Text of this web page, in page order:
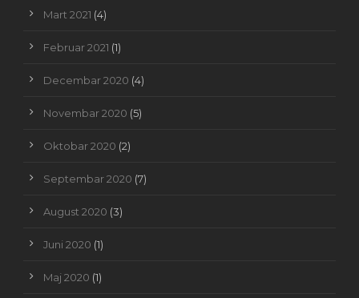
Mart 2021 (4)
Februar 2021 (1)
Decembar 2020 (4)
Novembar 2020 (5)
Oktobar 2020 (2)
Septembar 2020 (7)
August 2020 (3)
Juni 2020 (1)
Maj 2020 (1)